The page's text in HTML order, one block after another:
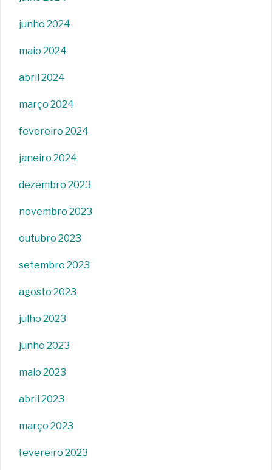
junho 2024
maio 2024
abril 2024
março 2024
fevereiro 2024
janeiro 2024
dezembro 2023
novembro 2023
outubro 2023
setembro 2023
agosto 2023
julho 2023
junho 2023
maio 2023
abril 2023
março 2023
fevereiro 2023